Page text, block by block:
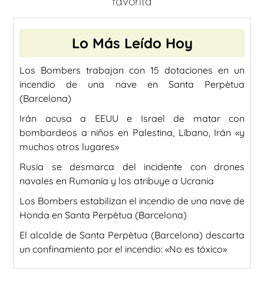
Lo Más Leído Hoy
Los Bombers trabajan con 15 dotaciones en un
incendio de una nave en Santa Perpètua
(Barcelona)
Irán acusa a EEUU e Israel de matar con
bombardeos a niños en Palestina, Líbano, Irán «y
muchos otros lugares»
Rusia se desmarca del incidente con drones
navales en Rumanía y los atribuye a Ucrania
Los Bombers estabilizan el incendio de una nave de
Honda en Santa Perpètua (Barcelona)
El alcalde de Santa Perpètua (Barcelona) descarta
un confinamiento por el incendio: «No es tóxico»